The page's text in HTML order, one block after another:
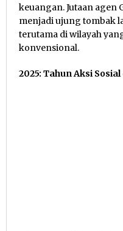
keuangan. Jutaan agen
menjadi ujung tombak
terutama di wilayah
konvensional.
2025: Tahun Aksi